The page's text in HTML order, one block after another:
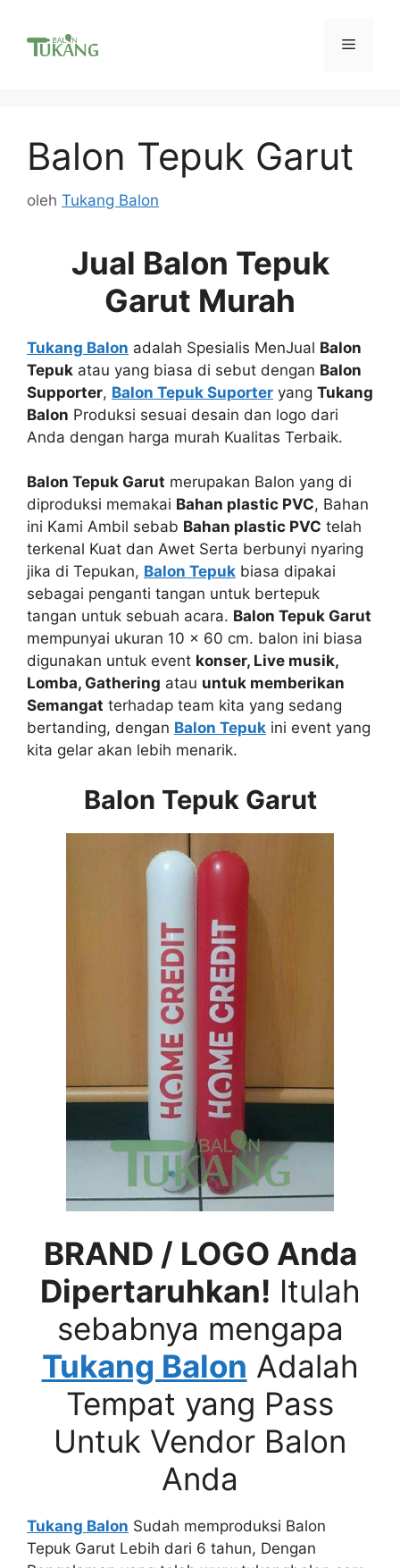
Menu
Balon Tepuk Garut
oleh Tukang Balon
Jual Balon Tepuk
Garut Murah
Tukang Balon adalah Spesialis MenJual Balon
Tepuk atau yang biasa di sebut dengan Balon
Supporter, Balon Tepuk Suporter yang Tukang
Balon Produksi sesuai desain dan logo dari
Anda dengan harga murah Kualitas Terbaik.
Balon Tepuk Garut merupakan Balon yang di
diproduksi memakai Bahan plastic PVC, Bahan
ini Kami Ambil sebab Bahan plastic PVC telah
terkenal Kuat dan Awet Serta berbunyi nyaring
jika di Tepukan, Balon Tepuk biasa dipakai
sebagai penganti tangan untuk bertepuk
tangan untuk sebuah acara. Balon Tepuk Garut
mempunyai ukuran 10 x 60 cm. balon ini biasa
digunakan untuk event konser, Live musik,
Lomba, Gathering atau untuk memberikan
Semangat terhadap team kita yang sedang
bertanding, dengan Balon Tepuk ini event yang
kita gelar akan lebih menarik.
Balon Tepuk Garut
BRAND / LOGO Anda
Dipertaruhkan! Itulah
sebabnya mengapa
Tukang Balon Adalah
Tempat yang Pass
Untuk Vendor Balon
Anda
Tukang Balon Sudah memproduksi Balon
Tepuk Garut Lebih dari 6 tahun, Dengan